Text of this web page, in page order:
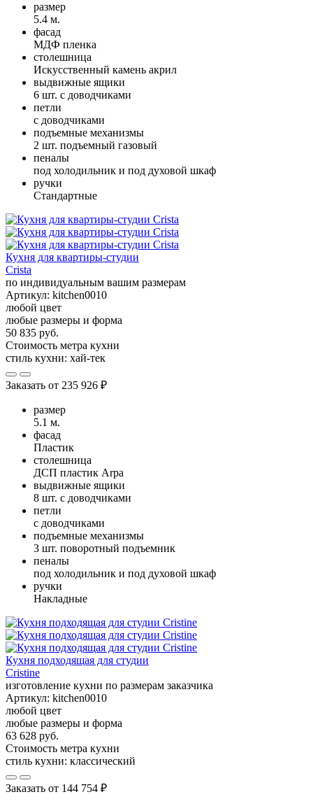
размер
5.4 м.
фасад
МДФ пленка
столешница
Искусственный камень акрил
выдвижные ящики
6 шт. с доводчиками
петли
с доводчиками
подъемные механизмы
2 шт. подъемный газовый
пеналы
под холодильник и под духовой шкаф
ручки
Стандартные
Кухня для квартиры-студии
Crista
по индивидуальным вашим размерам
Артикул: kitchen0010
любой цвет
любые размеры и форма
50 835 руб.
Стоимость метра кухни
стиль кухни: хай-тек
Заказать от 235 926 ₽
размер
5.1 м.
фасад
Пластик
столешница
ДСП пластик Arpa
выдвижные ящики
8 шт. с доводчиками
петли
с доводчиками
подъемные механизмы
3 шт. поворотный подъемник
пеналы
под холодильник и под духовой шкаф
ручки
Накладные
Кухня подходящая для студии
Cristine
изготовление кухни по размерам заказчика
Артикул: kitchen0010
любой цвет
любые размеры и форма
63 628 руб.
Стоимость метра кухни
стиль кухни: классический
Заказать от 144 754 ₽